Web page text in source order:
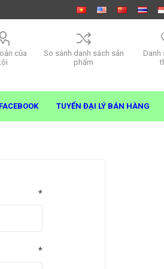
của
So sánh danh sách sản
phẩm
Danh
TUYỂN ĐẠI LÝ BÁN HÀNG
*
*